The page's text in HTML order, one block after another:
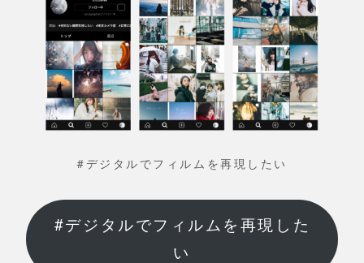
#デジタルでフィルムを再現したい
#デジタルでフィルムを再現した
い